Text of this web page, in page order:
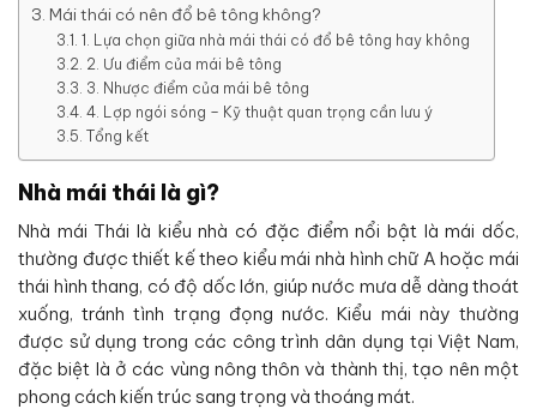
Mái thái có nên đổ bê tông không?
1. Lựa chọn giữa nhà mái thái có đổ bê tông hay không
2. Ưu điểm của mái bê tông
3. Nhược điểm của mái bê tông
4. Lợp ngói sóng – Kỹ thuật quan trọng cần lưu ý
Tổng kết
Nhà mái thái là gì?
Nhà mái Thái là kiểu nhà có đặc điểm nổi bật là mái dốc,
thường được thiết kế theo kiểu mái nhà hình chữ A hoặc mái
thái hình thang, có độ dốc lớn, giúp nước mưa dễ dàng thoát
xuống, tránh tình trạng đọng nước. Kiểu mái này thường
được sử dụng trong các công trình dân dụng tại Việt Nam,
đặc biệt là ở các vùng nông thôn và thành thị, tạo nên một
phong cách kiến trúc sang trọng và thoáng mát.